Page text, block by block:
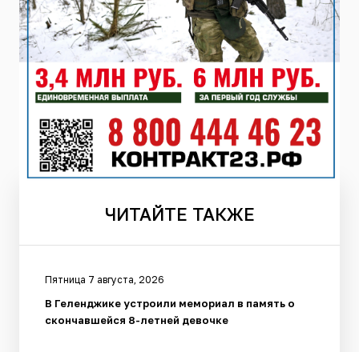
ЧИТАЙТЕ ТАКЖЕ
Пятница 7 августа, 2026
В Геленджике устроили мемориал в память о
скончавшейся 8-летней девочке